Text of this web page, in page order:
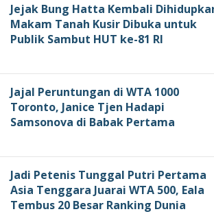
Jejak Bung Hatta Kembali
Makam Tanah Kusir Dibuka untuk
Publik Sambut HUT ke-81 RI
Jajal Peruntungan di WTA 1000
Toronto, Janice Tjen Hadapi
Samsonova di Babak Pertama
Jadi Petenis Tunggal Putri Pertama
Asia Tenggara Juarai WTA 500, Eala
Tembus 20 Besar Ranking Dunia